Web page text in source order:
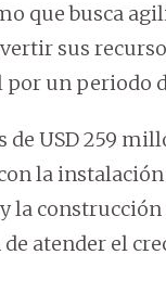
que busca
sus
por un periodo
USD 259
la instalación
la
atender el